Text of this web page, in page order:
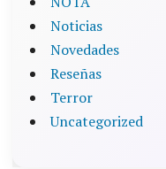
Noticias
Novedades
Reseñas
Terror
Uncategorized